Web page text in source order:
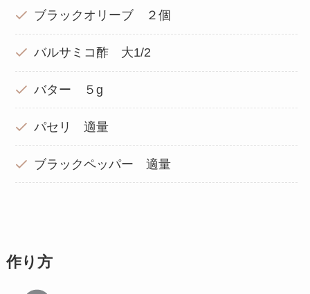
ブラックオリーブ ２個
バルサミコ酢 大1/2
バター ５g
パセリ 適量
ブラックペッパー 適量
作り方